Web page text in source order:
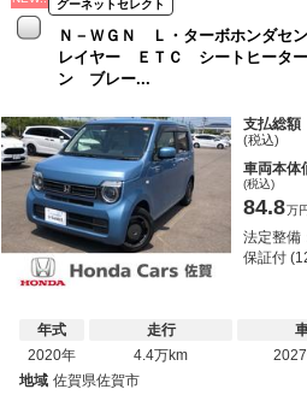
グーネットセレクト
Ｎ－ＷＧＮ Ｌ・ターボホンダ
レイヤー ＥＴＣ シートヒータ
ン ブレー...
支払総額
(税込)
車両本体
(税込)
84.8万
法定整備
保証付
年式
2020年
走行
4.4万km
地域 佐賀県佐賀市